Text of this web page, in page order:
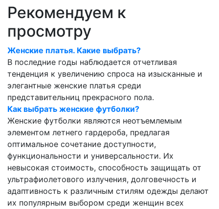
Рекомендуем к
просмотру
Женские платья. Какие выбрать?
В последние годы наблюдается отчетливая
тенденция к увеличению спроса на изысканные и
элегантные женские платья среди
представительниц прекрасного пола.
Как выбрать женские футболки?
Женские футболки являются неотъемлемым
элементом летнего гардероба, предлагая
оптимальное сочетание доступности,
функциональности и универсальности. Их
невысокая стоимость, способность защищать от
ультрафиолетового излучения, долговечность и
адаптивность к различным стилям одежды делают
их популярным выбором среди женщин всех